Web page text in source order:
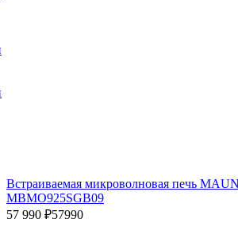
Встраиваемая микроволновая печь
MBMO925SGB09
57 990 ₽57990